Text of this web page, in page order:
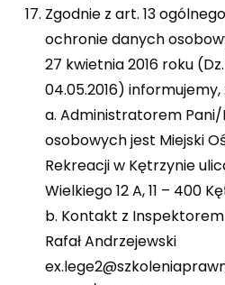
Zgodnie z art. 13
ochronie danych
27 kwietnia 2016 roku
04.05.2016) informujemy,
a. Administratorem
osobowych jest Miejski
Rekreacji w Kętrzynie
Wielkiego 12 A, 11 – 400
b. Kontakt z
Rafał Andrzejewski